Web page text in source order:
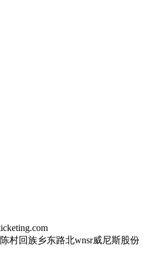
村回族乡东路北wnsr威尼斯股份